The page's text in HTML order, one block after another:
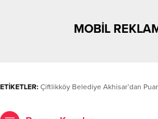
MOBİL
ETİKETLER: Çiftlikköy Belediye Akhisar’dan Puan